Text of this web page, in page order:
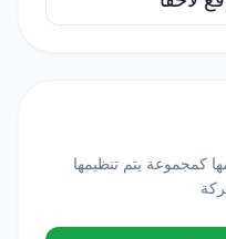
كمجموعة يتم تنظيمها